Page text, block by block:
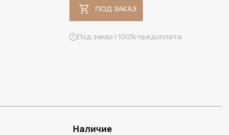
ПОД ЗАКАЗ
Под заказ | 100% предоплата
Наличие